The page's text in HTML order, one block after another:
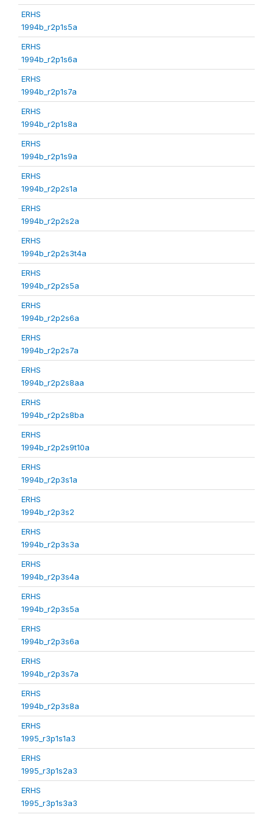
ERHS
1994b_r2p1s5a
ERHS
1994b_r2p1s6a
ERHS
1994b_r2p1s7a
ERHS
1994b_r2p1s8a
ERHS
1994b_r2p1s9a
ERHS
1994b_r2p2s1a
ERHS
1994b_r2p2s2a
ERHS
1994b_r2p2s3t4a
ERHS
1994b_r2p2s5a
ERHS
1994b_r2p2s6a
ERHS
1994b_r2p2s7a
ERHS
1994b_r2p2s8aa
ERHS
1994b_r2p2s8ba
ERHS
1994b_r2p2s9t10a
ERHS
1994b_r2p3s1a
ERHS
1994b_r2p3s2
ERHS
1994b_r2p3s3a
ERHS
1994b_r2p3s4a
ERHS
1994b_r2p3s5a
ERHS
1994b_r2p3s6a
ERHS
1994b_r2p3s7a
ERHS
1994b_r2p3s8a
ERHS
1995_r3p1s1a3
ERHS
1995_r3p1s2a3
ERHS
1995_r3p1s3a3